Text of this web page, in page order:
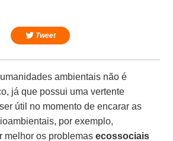
Tweet
ambientais não é
já que possui uma vertente
útil no momento de encarar as
por exemplo,
melhor os problemasecossociais